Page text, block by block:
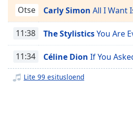
Playback
Rate
Chapters
Chapters
Descriptions
Otse Carly Simon All I Want
11:38 The StylisticsYou Are
11:34 Céline Dion If You
Lite 99 esitusloend